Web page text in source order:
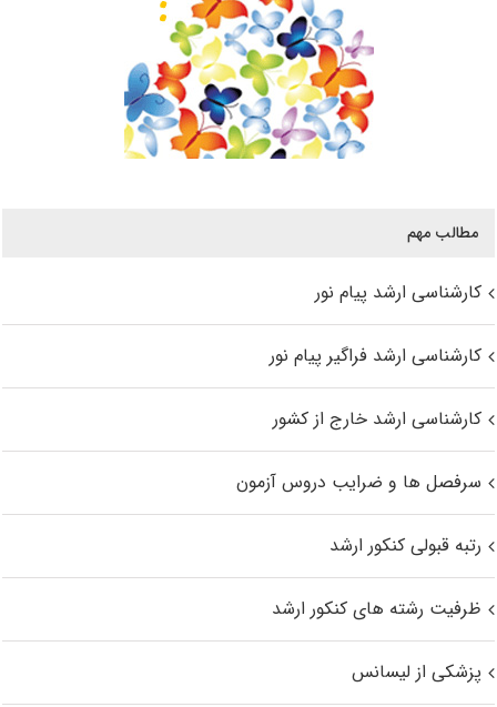
مطالب مهم
کارشناسی ارشد پیام نور
کارشناسی ارشد فراگیر پیام نور
کارشناسی ارشد خارج از کشور
سرفصل ها و ضرایب دروس آزمون
رتبه قبولی کنکور ارشد
ظرفیت رشته های کنکور ارشد
پزشکی از لیسانس